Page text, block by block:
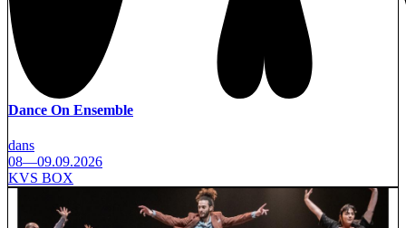
Dance On Ensemble
dans
08—09.09.2026
KVS BOX